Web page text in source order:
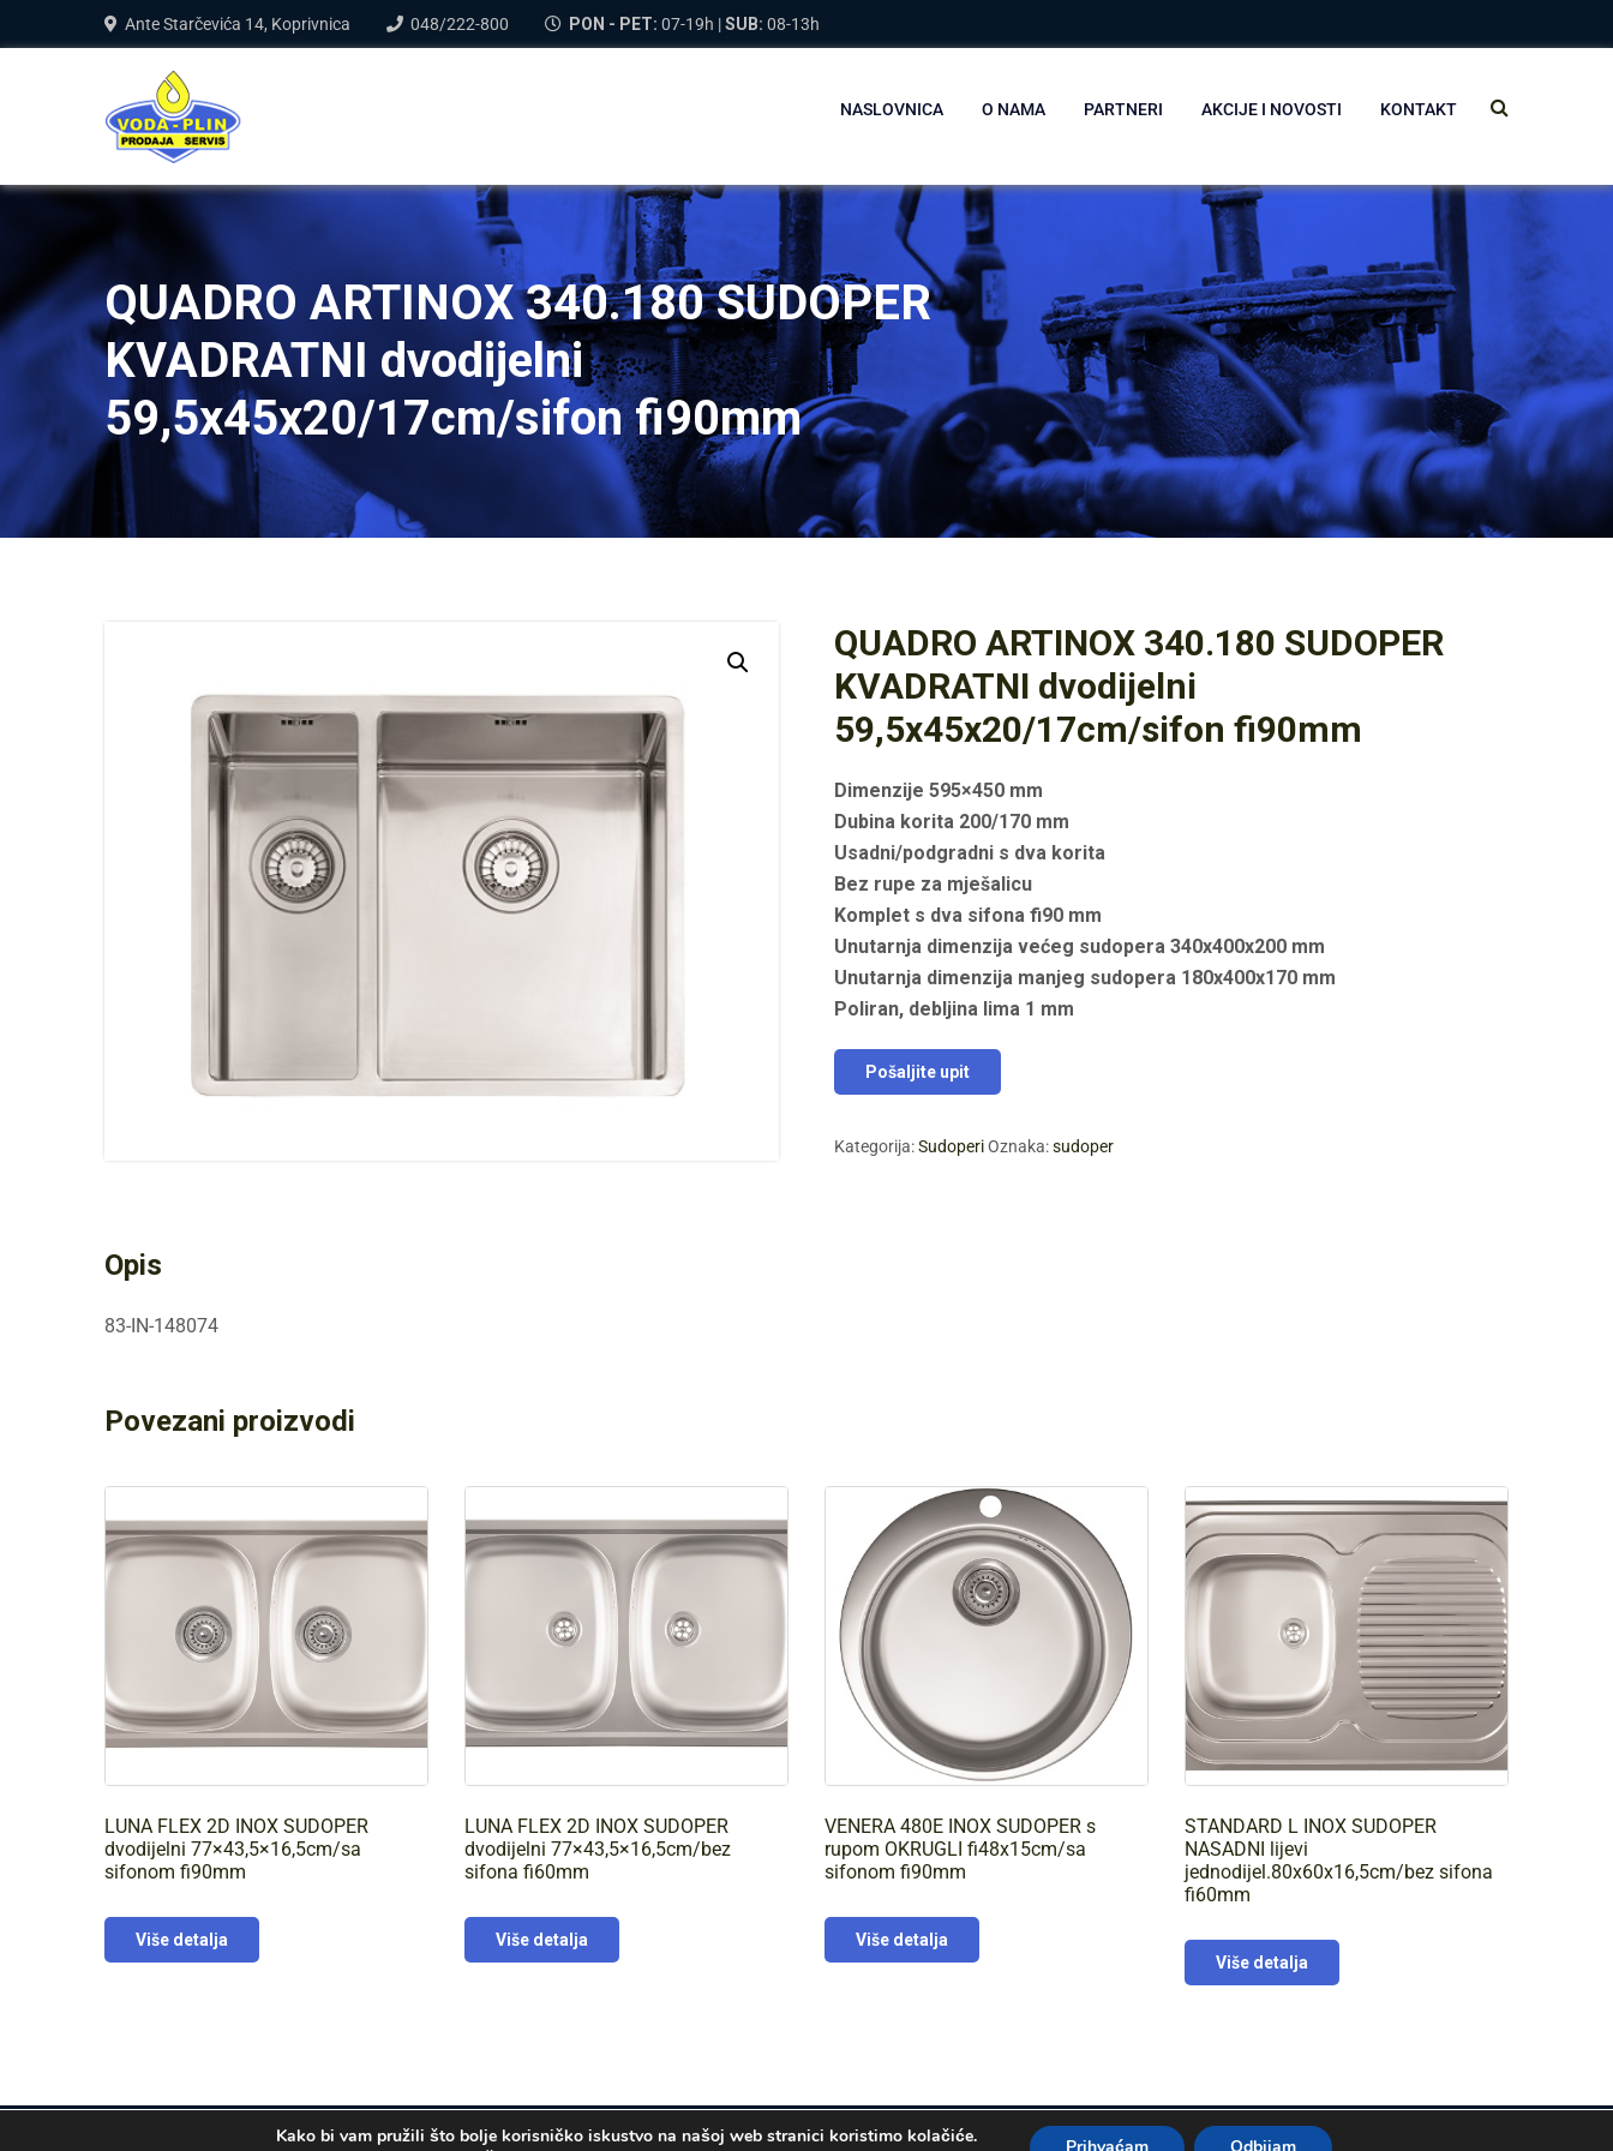
Ante Starčevića 14, Koprivnica 048/222-800 PON - PET: 07-19h |SUB: 08-13h
NASLOVNICA O NAMA PARTNERI AKCIJE I NOVOSTI KONTAKT
QUADRO ARTINOX 340.180 SUDOPER
KVADRATNI dvodijelni
59,5x45x20/17cm/sifon fi90mm
QUADRO ARTINOX 340.180 SUDOPER
KVADRATNI dvodijelni
59,5x45x20/17cm/sifon fi90mm
Dimenzije 595×450 mm
Dubina korita 200/170 mm
Usadni/podgradni s dva korita
Bez rupe za mješalicu
Komplet s dva sifona fi90 mm
Unutarnja dimenzija većeg sudopera 340x400x200 mm
Unutarnja dimenzija manjeg sudopera 180x400x170 mm
Poliran, debljina lima 1 mm
Pošaljite upit
Kategorija:Sudoperi Oznaka:sudoper
Opis
83-IN-148074
Povezani proizvodi
LUNA FLEX 2D INOX SUDOPER
dvodijelni 77×43,5×16,5cm/sa
sifonom fi90mm
Više detalja
LUNA FLEX 2D INOX SUDOPER
dvodijelni 77×43,5×16,5cm/bez
sifona fi60mm
Više detalja
VENERA 480E INOX SUDOPER s
rupom OKRUGLI fi48x15cm/sa
sifonom fi90mm
Više detalja
STANDARD L INOX SUDOPER
NASADNI lijevi
jednodijel.80x60x16,5cm/bez sifona
fi60mm
Više detalja
© Voda-plin d.o.o. | Izrada i hosting: KOSINUS
Kako bi vam pružili što bolje korisničko iskustvo na našoj web stranici koristimo kolačiće.